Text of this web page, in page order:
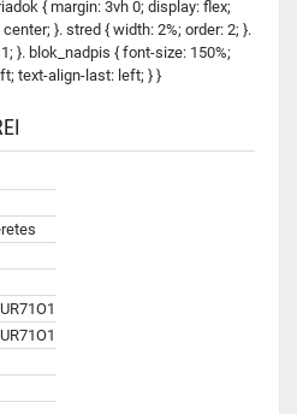
{ margin: 3vh 0; display: flex;
}. stred { width: 2%; order: 2; }.
}. blok_nadpis { font-size: 150%;
text-align-last: left; } }